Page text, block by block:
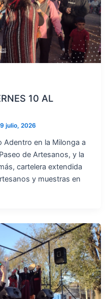
10 AL
9 julio, 2026
Adentro en la Milonga a
de Artesanos, y la
cartelera extendida
y muestras en